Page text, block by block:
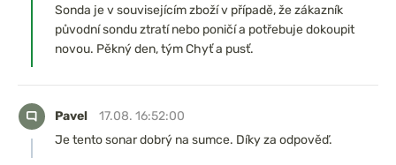
Sonda je v souvisejícím zboží v případě, že zákazník
původní sondu ztratí nebo poničí a potřebuje dokoupit
novou. Pěkný den, tým Chyť a pusť.
Pavel
17.08. 16:52:00
Je tento sonar dobrý na sumce. Díky za odpověď.